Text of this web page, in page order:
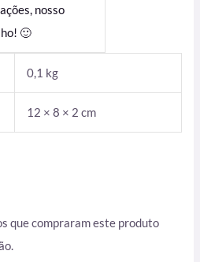
nosso
🙂
0,1 kg
12 × 8 × 2 cm
que compraram este produto